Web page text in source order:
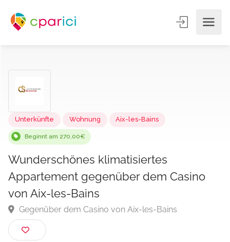
Unterkünfte Wohnung
Wunderschönes klimatisiertes
Appartement gegenüber dem Casino
von Aix-les-Bains
Gegenüber dem Casino von Aix-les-Bains